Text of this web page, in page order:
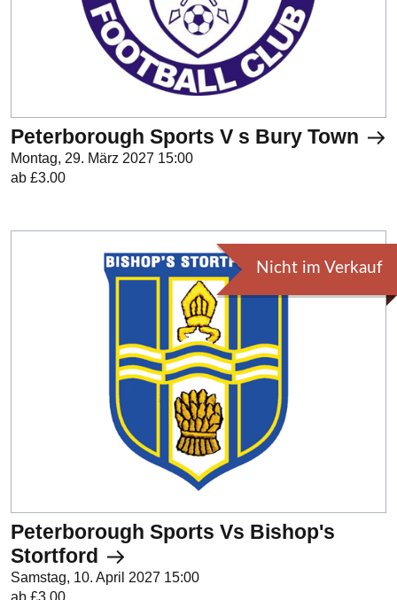
Peterborough Sports V s Bury Town
Montag, 29. März 2027 15:00
ab £3.00
Nicht im Verkauf
Peterborough Sports Vs Bishop's
Stortford
Samstag, 10. April 2027 15:00
ab £3.00